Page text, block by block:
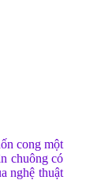
cong một
chuông có
nghệ thuật